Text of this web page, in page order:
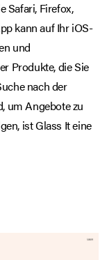
Safari, Firefox,
kann auf Ihr iOS-
und
Produkte, die Sie
nach der
um Angebote zu
ist Glass It eine